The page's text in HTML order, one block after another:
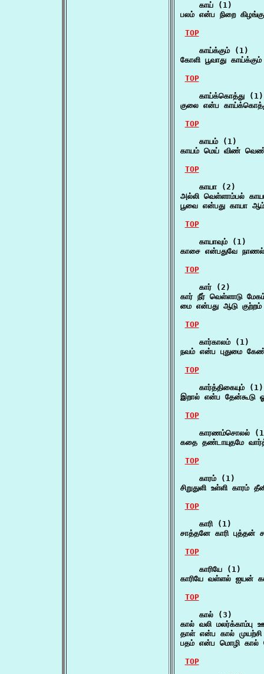
    காய் (1)
பலம் என்ப நிறை
TOP
    காய்க்கும் (1)
கோளி பூவாது
TOP
    காய்க்கொத்து (1)
குலை என்ப
TOP
    காயம் (1)
காயம் மெய் விண்
TOP
    காயா (2)
அல்லி வெள்ளாம்பல்
பூவை என்பது காயா
TOP
    காயாவும் (1)
காசை என்பதுவே
TOP
    கார் (2)
கார் நீர் வெள்ளாடு
மை என்பது ஆடு
TOP
    கார்காலம் (1)
நவம் என்ப புதுமை
TOP
    கார்த்திகையும் (1)
இறால் என்ப தேன்கூடு
TOP
காரணம்சொலல்
கதை தண்டாயுதமே
TOP
    காரம் (1)
சிறுதுளி உள்ளி
TOP
    காரி (1)
சாத்தனே காரி புத்தன்
TOP
    காரியே (1)
காரியே வள்ளல் ஐயன்
TOP
    கால் (3)
கால் வலி
தாள் என்ப கால்
பதம் என்ப மொழி கால்
TOP